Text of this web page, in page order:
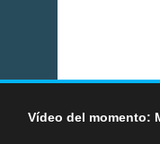
Vídeo del momento: